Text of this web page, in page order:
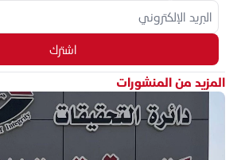
اشترك
المزيد من المنشورات